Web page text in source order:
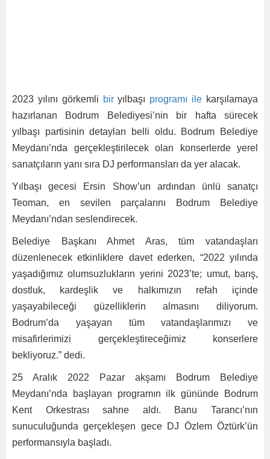
2023 yılını görkemli biryılbaşı programı ile karşılamaya
hazırlanan Bodrum Belediyesi’nin bir hafta sürecek
yılbaşı partisinin detayları belli oldu. Bodrum Belediye
Meydanı’nda gerçekleştirilecek olan konserlerde yerel
sanatçıların yanı sıra DJ performansları da yer alacak.
Yılbaşı gecesi Ersin Show’un ardından ünlü sanatçı
Teoman, en sevilen parçalarını Bodrum Belediye
Meydanı’ndan seslendirecek.
Belediye Başkanı Ahmet Aras, tüm vatandaşları
düzenlenecek etkinliklere davet ederken, “2022 yılında
yaşadığımız olumsuzlukların yerini 2023’te; umut, barış,
dostluk, kardeşlik ve halkımızın refah içinde
yaşayabileceği güzelliklerin almasını diliyorum.
Bodrum’da yaşayan tüm vatandaşlarımızı ve
misafirlerimizi gerçekleştireceğimiz konserlere
bekliyoruz.” dedi.
25 Aralık 2022 Pazar akşamı Bodrum Belediye
Meydanı’nda başlayan programın ilk gününde Bodrum
Kent Orkestrası sahne aldı. Banu Tarancı’nın
sunuculuğunda gerçekleşen gece DJ Özlem Öztürk’ün
performansıyla başladı.